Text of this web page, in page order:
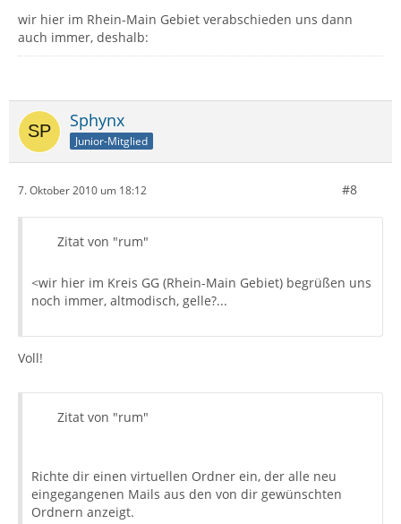
wir hier im Rhein-Main Gebiet verabschieden uns dann
auch immer, deshalb:
Sphynx
Junior-Mitglied
7. Oktober 2010 um 18:12 #8
Zitat von "rum"
<wir hier im Kreis GG (Rhein-Main Gebiet) begrüßen uns
noch immer, altmodisch, gelle?...
Voll!
Zitat von "rum"
Richte dir einen virtuellen Ordner ein, der alle neu
eingegangenen Mails aus den von dir gewünschten
Ordnern anzeigt.